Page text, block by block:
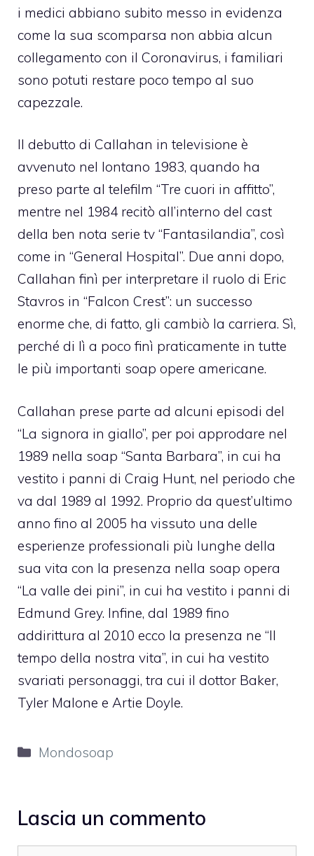
i medici abbiano subito messo in evidenza
come la sua scomparsa non abbia alcun
collegamento con il Coronavirus, i familiari
sono potuti restare poco tempo al suo
capezzale.
Il debutto di Callahan in televisione è
avvenuto nel lontano 1983, quando ha
preso parte al telefilm “Tre cuori in affitto”,
mentre nel 1984 recitò all’interno del cast
della ben nota serie tv “Fantasilandia”, così
come in “General Hospital”. Due anni dopo,
Callahan finì per interpretare il ruolo di Eric
Stavros in “Falcon Crest”: un successo
enorme che, di fatto, gli cambiò la carriera. Sì,
perché di lì a poco finì praticamente in tutte
le più importanti soap opere americane.
Callahan prese parte ad alcuni episodi del
“La signora in giallo”, per poi approdare nel
1989 nella soap “Santa Barbara”, in cui ha
vestito i panni di Craig Hunt, nel periodo che
va dal 1989 al 1992. Proprio da quest’ultimo
anno fino al 2005 ha vissuto una delle
esperienze professionali più lunghe della
sua vita con la presenza nella soap opera
“La valle dei pini”, in cui ha vestito i panni di
Edmund Grey. Infine, dal 1989 fino
addirittura al 2010 ecco la presenza ne “Il
tempo della nostra vita”, in cui ha vestito
svariati personaggi, tra cui il dottor Baker,
Tyler Malone e Artie Doyle.
Categorie
Mondosoap
Lascia un commento